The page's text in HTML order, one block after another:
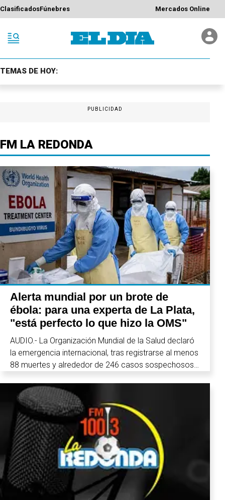
ClasificadosFúnebres Mercados Online
TEMAS DE HOY:
PUBLICIDAD
FM LA REDONDA
Alerta mundial por un brote de
ébola: para una experta de La Plata,
"está perfecto lo que hizo la OMS"
AUDIO.- La Organización Mundial de la Salud declaró
la emergencia internacional, tras registrarse al menos
88 muertes y alrededor de 246 casos sospechosos.
Marta Cohen, formada en la UNLP.